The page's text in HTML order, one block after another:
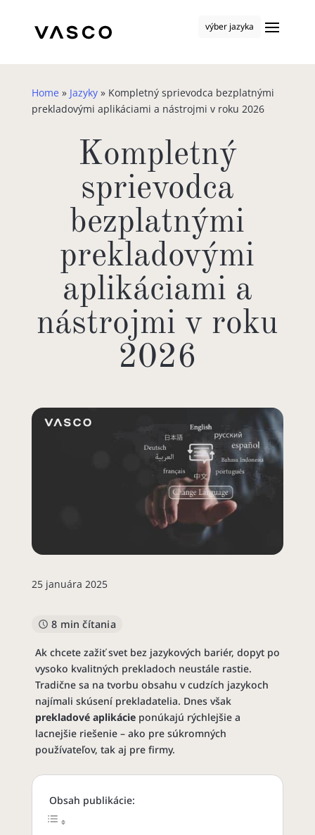
výber jazyka
Home » Jazyky» Kompletný sprievodca bezplatnými
prekladovými aplikáciami a nástrojmi v roku 2026
Kompletný
sprievodca
bezplatnými
prekladovými
aplikáciami a
nástrojmi v roku
2026
25 januára 2025
8 min čítania
Ak chcete zažiť svet bez jazykových bariér, dopyt po
vysoko kvalitných prekladoch neustále rastie.
Tradične sa na tvorbu obsahu v cudzích jazykoch
najímali skúsení prekladatelia. Dnes však
prekladové aplikácieponúkajú rýchlejšie a
lacnejšie riešenie – ako pre súkromných
používateľov, tak aj pre firmy.
Obsah publikácie: